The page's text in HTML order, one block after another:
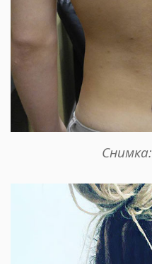
Снимка: